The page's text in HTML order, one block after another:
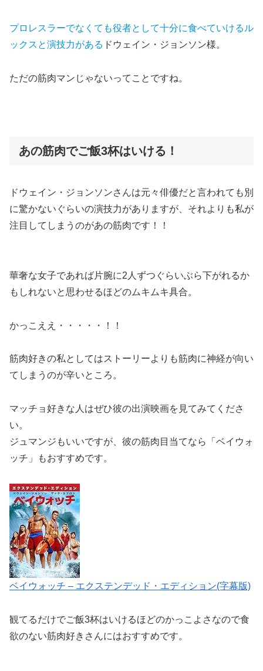
プロレスラーでなくても役者として十分に食べていけるル
ックスと演技力がある ドウェイン・ジョンソン様。
ただの筋肉マンじゃないってことですね。
あの筋肉でご飯3杯はいける！
ドウェイン・ジョンソンさんは元々俳優だと言われても別
に驚かないぐらいの演技力がありますが、それよりも私が
注目してしまうのがあの筋肉です！！
華奢な女子であれば片腕に2人ずつぐらいぶら下がれるか
もしれないと思わせるほどのムキムキ具合。
かっこええ・・・・・！！
筋肉好きの私としてはストーリーよりも筋肉に神経が向い
てしまうのが辛いところ。
マッチョ好きな人はぜひ彼の出演映画を見てみてくださ
い。
ジュマンジもいいですが、彼の筋肉目当てなら「ベイウォ
ッチ」もおすすめです。
ベイウォッチ – エクステンデッド・エディション(字幕版)
観てるだけでご飯3杯はいけるほどのかっこよさなので食
欲のない筋肉好きさんにはおすすめです。